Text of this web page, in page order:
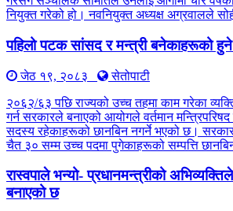
नियुक्त गरेको हो। नवनियुक्त अध्यक्ष अग्रवालले
पहिलो पटक सांसद र मन्त्री बनेकाहरूको हुने
जेठ १९, २०८३
सेतोपाटी
२०६२/६३ पछि राज्यको उच्च तहमा काम गरेका
गर्न सरकारले बनाएको आयोगले वर्तमान
सदस्य रहेकाहरूको छानबिन नगर्ने भएको छ।
चैत ३० सम्म उच्च पदमा पुगेकाहरूको सम्पत्ति
रास्वपाले भन्यो- प्रधानमन्त्रीको
बनाएको छ